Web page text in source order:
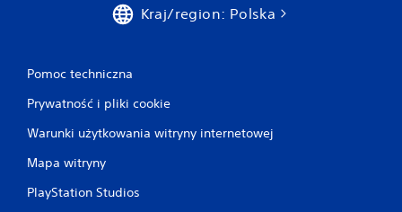
Kraj/region: Polska
Pomoc techniczna
Prywatność i pliki cookie
Warunki użytkowania witryny internetowej
Mapa witryny
PlayStation Studios